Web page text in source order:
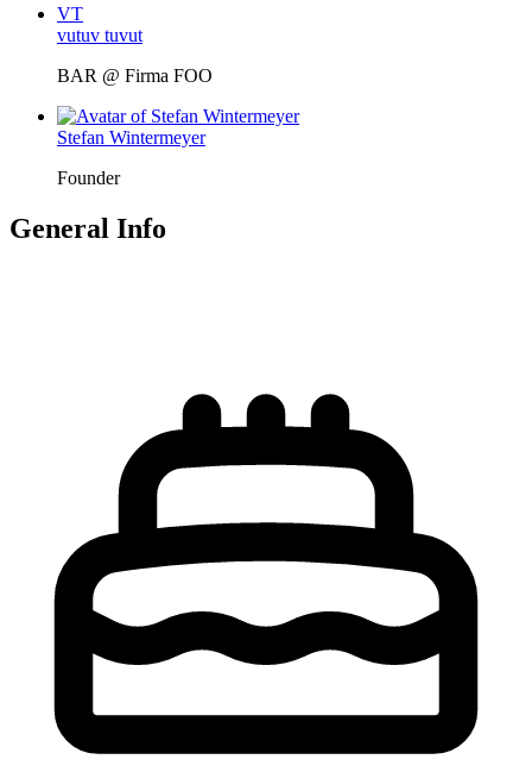
VT
vutuv tuvut
BAR @ Firma FOO
Stefan Wintermeyer
Founder
General Info